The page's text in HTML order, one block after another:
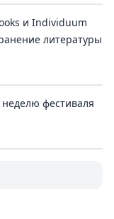
и Individuum
литературы
фестиваля